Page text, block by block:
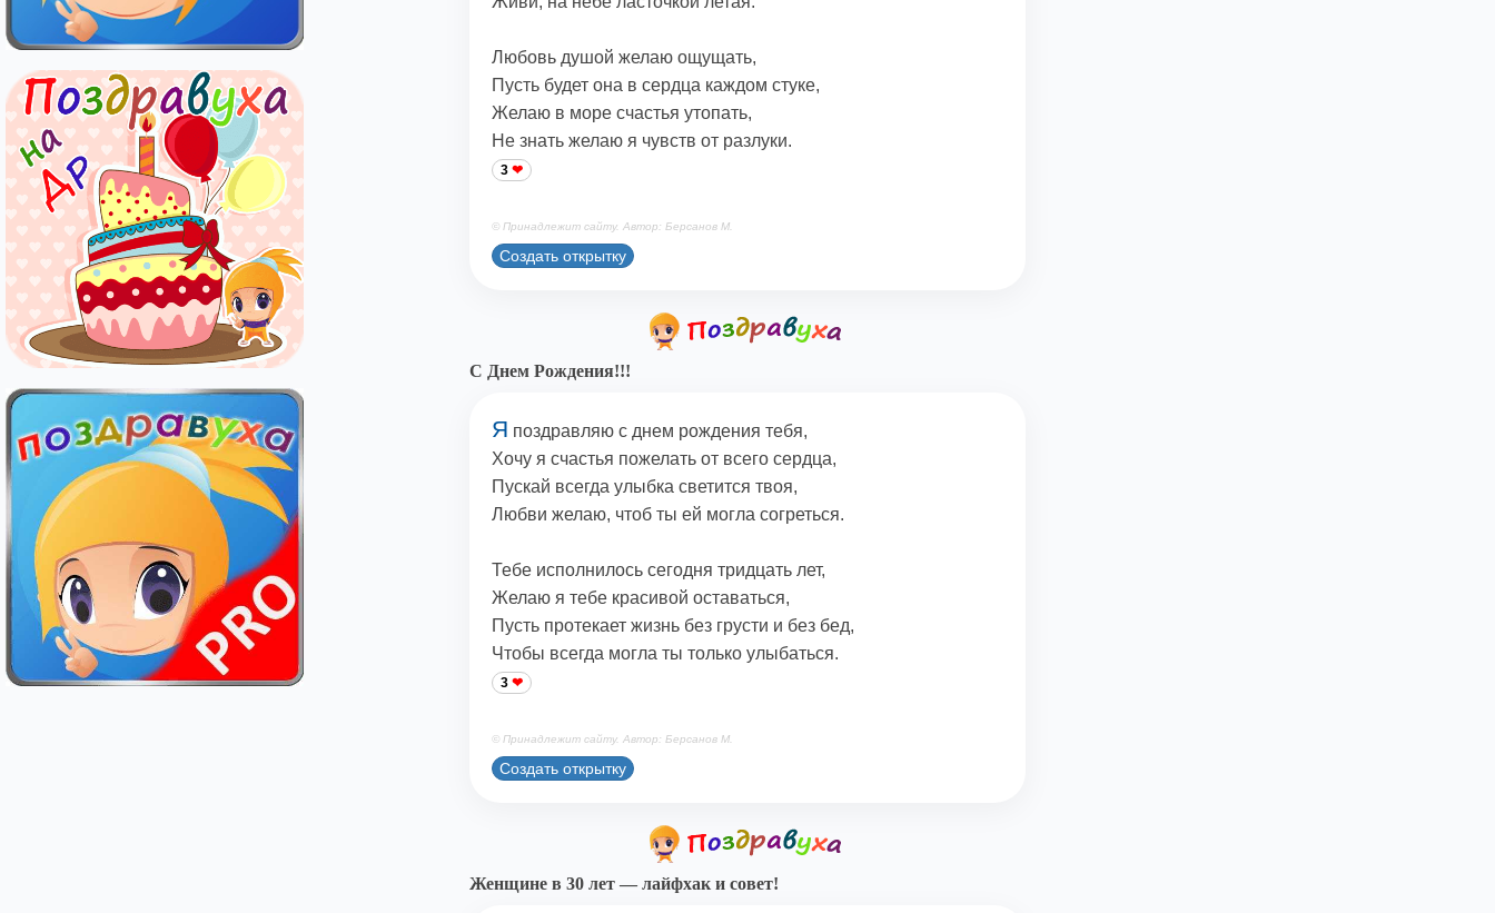
Любовь душой желаю ощущать,
Пусть будет она в сердца каждом стуке,
Желаю в море счастья утопать,
Не знать желаю я чувств от разлуки.
3
© Принадлежит сайту. Автор: Берсанов М.
Создать открытку
С Днем Рождения!!!
Я поздравляю с днем рождения тебя,
Хочу я счастья пожелать от всего сердца,
Пускай всегда улыбка светится твоя,
Любви желаю, чтоб ты ей могла согреться.
Тебе исполнилось сегодня тридцать лет,
Желаю я тебе красивой оставаться,
Пусть протекает жизнь без грусти и без бед,
Чтобы всегда могла ты только улыбаться.
3
© Принадлежит сайту. Автор: Берсанов М.
Создать открытку
Женщине в 30 лет — лайфхак и совет!